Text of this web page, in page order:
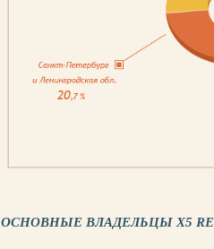
ОСНОВНЫЕ ВЛАДЕЛЬЦЫ X5